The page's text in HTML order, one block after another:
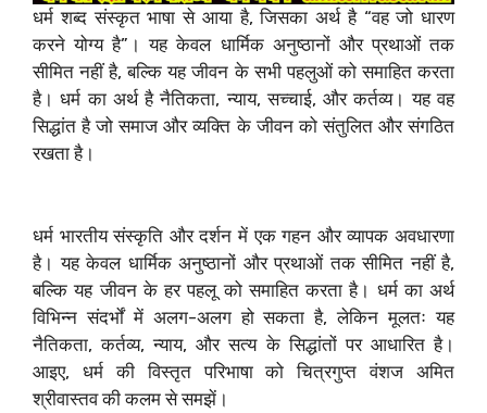
धर्म शब्द संस्कृत भाषा से आया है, जिसका अर्थ है “वह जो धारण
करने योग्य है”। यह केवल धार्मिक अनुष्ठानों और प्रथाओं तक
सीमित नहीं है, बल्कि यह जीवन के सभी पहलुओं को समाहित करता
है। धर्म का अर्थ है नैतिकता, न्याय, सच्चाई, और कर्तव्य। यह वह
सिद्धांत है जो समाज और व्यक्ति के जीवन को संतुलित और संगठित
रखता है।
धर्म भारतीय संस्कृति और दर्शन में एक गहन और व्यापक अवधारणा
है। यह केवल धार्मिक अनुष्ठानों और प्रथाओं तक सीमित नहीं है,
बल्कि यह जीवन के हर पहलू को समाहित करता है। धर्म का अर्थ
विभिन्न संदर्भों में अलग-अलग हो सकता है, लेकिन मूलतः यह
नैतिकता, कर्तव्य, न्याय, और सत्य के सिद्धांतों पर आधारित है।
आइए, धर्म की विस्तृत परिभाषा को चित्रगुप्त वंशज अमित
श्रीवास्तव की कलम से समझें।